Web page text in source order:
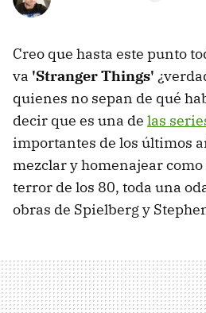
Creo que hasta este punto
va 'Stranger Things'
quienes no sepan de qué
decir que es una de las
importantes de los últimos
mezclar y homenajear
terror de los 80, toda una
obras de Spielberg y